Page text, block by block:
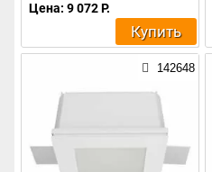
Цена: 9 072 Р.
Купить
142648